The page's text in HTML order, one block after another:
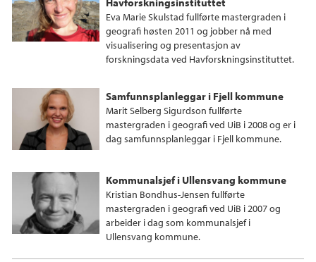
Eva Marie Skulstad fullførte mastergraden i
geografi høsten 2011 og jobber nå med
visualisering og presentasjon av
forskningsdata ved Havforskningsinstituttet.
Samfunnsplanleggar i Fjell kommune
Marit Selberg Sigurdson fullførte
mastergraden i geografi ved UiB i 2008 og er i
dag samfunnsplanleggar i Fjell kommune.
Kommunalsjef i Ullensvang kommune
Kristian Bondhus-Jensen fullførte
mastergraden i geografi ved UiB i 2007 og
arbeider i dag som kommunalsjef i
Ullensvang kommune.